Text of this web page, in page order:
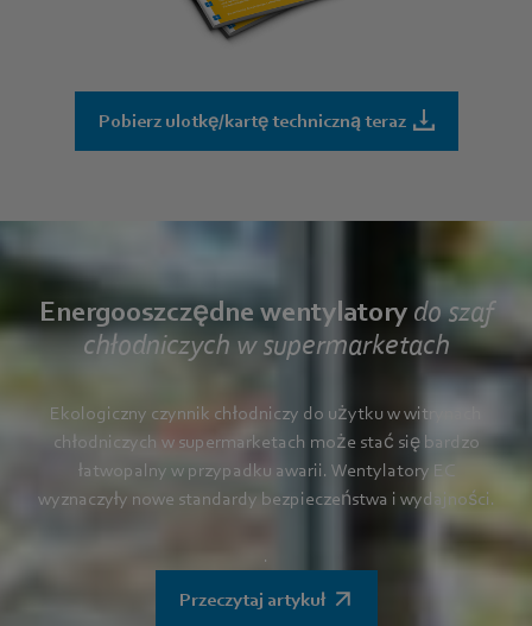
Pobierz ulotkę/kartę techniczną teraz
Energooszczędne wentylatory do szaf
chłodniczych w supermarketach
Ekologiczny czynnik chłodniczy do użytku w witrynach
chłodniczych w supermarketach może stać się bardzo
łatwopalny w przypadku awarii. Wentylatory EC
wyznaczyły nowe standardy bezpieczeństwa i wydajności.
.
Przeczytaj artykuł